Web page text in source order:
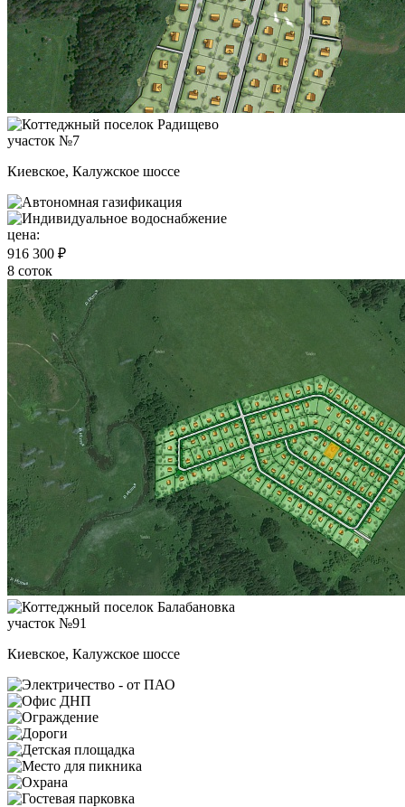
участок №7
Киевское, Калужское шоссе
цена:
916 300 ₽
8 соток
участок №91
Киевское, Калужское шоссе